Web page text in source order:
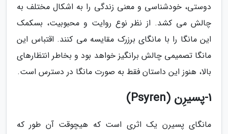
دوستی، خودشناسی و معنی زندگی را به اشکال مختلف به
چالش می کشد. از نظر نوع روایت و محبوبیت، بسکمک
این مانگا را با مانگای برزرک مقایسه می کنند. اقتباس این
مانگا تصمیمی چالش برانگیز خواهد بود و بخاطر انتظارهای
بالا، هنوز این داستان فقط به صورت مانگا در دسترس است.
1-پسیرِن (Psyren)
مانگای پسیرن یک اثری است که هیچوقت آن طور که